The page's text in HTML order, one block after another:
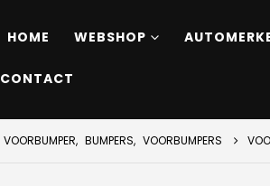
HOME WEBSHOP
CONTACT
VOORBUMPER, BUMPERS, VOORBUMPERS